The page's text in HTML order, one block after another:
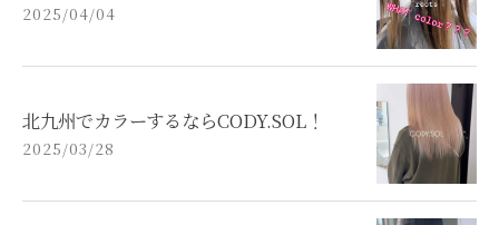
2025/04/04
北九州でカラーするならCODY.SOL！
2025/03/28